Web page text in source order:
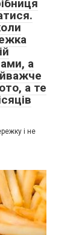
а
а те
і не